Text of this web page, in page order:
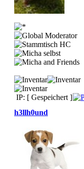
IP: [ Gespeichert ]
h3llh0und